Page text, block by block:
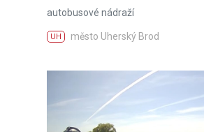
autobusové nádraží
UH město Uherský Brod